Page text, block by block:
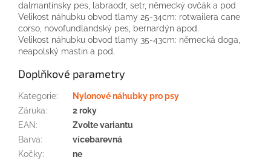
dalmantínsky pes, labraodr, setr, německý ovčák a pod
Velikost náhubku obvod tlamy 25-34cm: rotwailera cane
corso, novofundlandský pes, bernardýn apod.
Velikost náhubku obvod tlamy 35-43cm: německá doga,
neapolský mastin a pod.
Doplňkové parametry
Kategorie:
Nylonové náhubky pro psy
Záruka:
2 roky
EAN:
Zvolte variantu
Barva:
vícebarevná
Kočky:
ne